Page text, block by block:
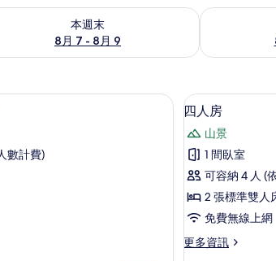
本週末
8月 7 - 8月 9
週末 (8月 7 - 8月 9) 的供應情況 查看下週末
雙人房, 海景 (202 302) | 書桌、遮光布/窗簾、免費無線
數計費)
顯
示
四
人
房
的
有
11
四人房
山景
1 間臥室
可容納 4 人 (
2 張標準雙人
免費無線上網
更多資訊
更